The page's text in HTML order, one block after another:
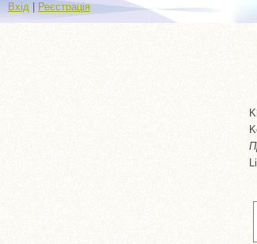
Вхід Реєстрація